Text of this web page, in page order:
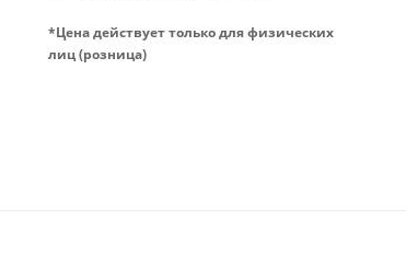
*Цена действует только для физических
лиц (розница)